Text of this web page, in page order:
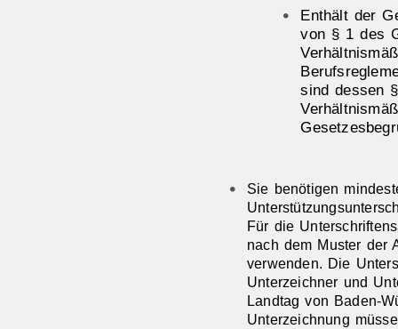
Enthält der
von § 1 des
sind dessen
Sie benötigen
Für die
nach dem Muster der
verwenden. Die
Unterzeichner und
Landtag von Baden-
Unterzeichnung